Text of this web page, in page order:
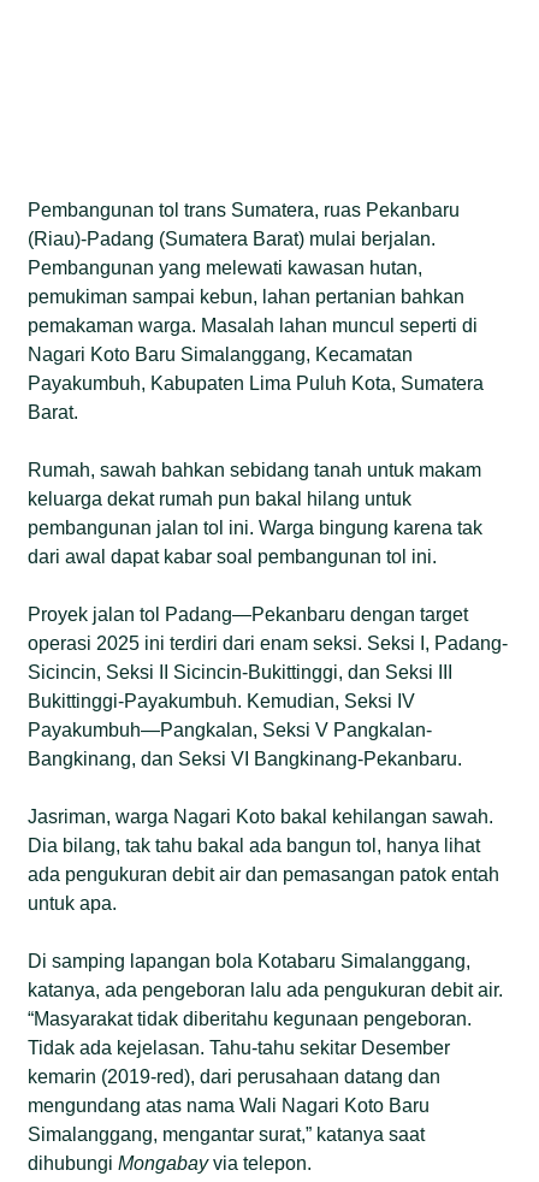
Pembangunan tol trans Sumatera, ruas Pekanbaru
(Riau)-Padang (Sumatera Barat) mulai berjalan.
Pembangunan yang melewati kawasan hutan,
pemukiman sampai kebun, lahan pertanian bahkan
pemakaman warga. Masalah lahan muncul seperti di
Nagari Koto Baru Simalanggang, Kecamatan
Payakumbuh, Kabupaten Lima Puluh Kota, Sumatera
Barat.
Rumah, sawah bahkan sebidang tanah untuk makam
keluarga dekat rumah pun bakal hilang untuk
pembangunan jalan tol ini. Warga bingung karena tak
dari awal dapat kabar soal pembangunan tol ini.
Proyek jalan tol Padang—Pekanbaru dengan target
operasi 2025 ini terdiri dari enam seksi. Seksi I, Padang-
Sicincin, Seksi II Sicincin-Bukittinggi, dan Seksi III
Bukittinggi-Payakumbuh. Kemudian, Seksi IV
Payakumbuh—Pangkalan, Seksi V Pangkalan-
Bangkinang, dan Seksi VI Bangkinang-Pekanbaru.
Jasriman, warga Nagari Koto bakal kehilangan sawah.
Dia bilang, tak tahu bakal ada bangun tol, hanya lihat
ada pengukuran debit air dan pemasangan patok entah
untuk apa.
Di samping lapangan bola Kotabaru Simalanggang,
katanya, ada pengeboran lalu ada pengukuran debit air.
“Masyarakat tidak diberitahu kegunaan pengeboran.
Tidak ada kejelasan. Tahu-tahu sekitar Desember
kemarin (2019-red), dari perusahaan datang dan
mengundang atas nama Wali Nagari Koto Baru
Simalanggang, mengantar surat,” katanya saat
dihubungiMongabayvia telepon.